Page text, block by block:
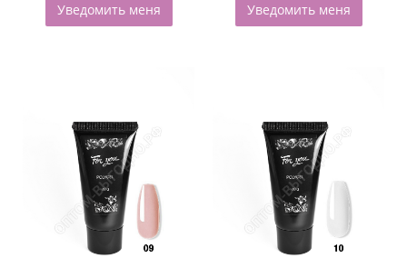
Уведомить меня Уведомить меня